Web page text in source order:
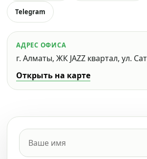
Telegram
АДРЕС ОФИСА
г. Алматы, ЖК JAZZ квартал, ул.
Открыть на карте